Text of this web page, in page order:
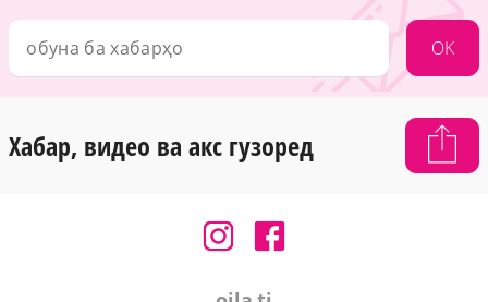
OK
Хабар, видео ва акс гузоред